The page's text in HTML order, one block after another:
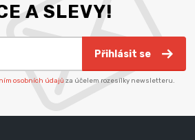
A SLEVY!
Přihlásit se
osobních údajů za účelem rozesílky newsletteru.